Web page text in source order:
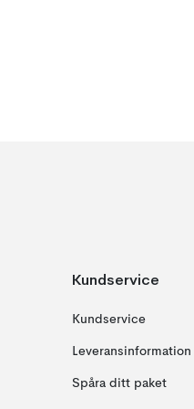
Kundservice
Kundservice
Leveransinformation
Spåra ditt paket